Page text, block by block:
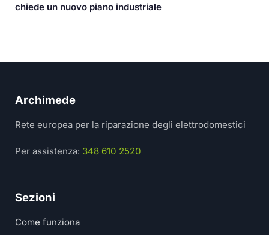
chiede un nuovo piano industriale
Archimede
Rete europea per la riparazione degli elettrodomestici
Per assistenza: 348 610 2520
Sezioni
Come funziona